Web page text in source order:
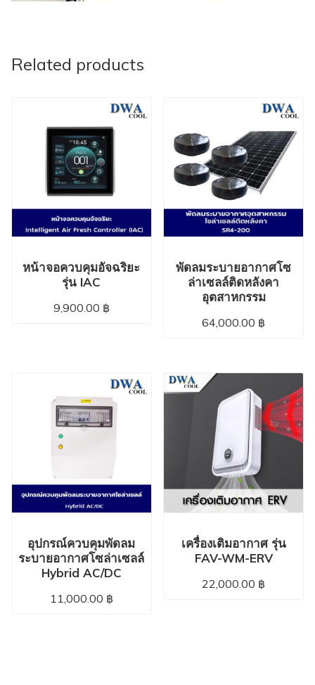
Related products
หน้าจอควบคุมอัจฉริยะ
รุ่น IAC
9,900.00 ฿
พัดลมระบายอากาศโซ
ล่าเซลล์ติดหลังคา
อุตสาหกรรม
64,000.00 ฿
อุปกรณ์ควบคุมพัดลม
ระบายอากาศโซล่าเซลล์
Hybrid AC/DC
11,000.00 ฿
เครื่องเติมอากาศ รุ่น
FAV-WM-ERV
22,000.00 ฿